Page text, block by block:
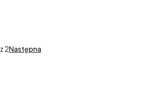
z 2Następna